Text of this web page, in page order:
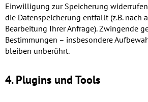
Einwilligung zur Speicherung
die Datenspeicherung entfällt (z.B. nach
Bearbeitung Ihrer Anfrage). Zwingende
Bestimmungen – insbesondere
bleiben unberührt.
4. Plugins und Tools